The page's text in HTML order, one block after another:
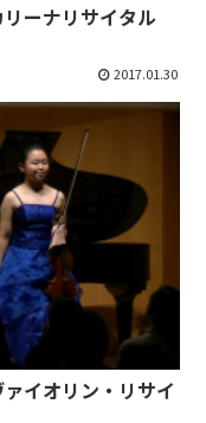
ーナリサイタル
2017.01.30
イオリン・リサイ